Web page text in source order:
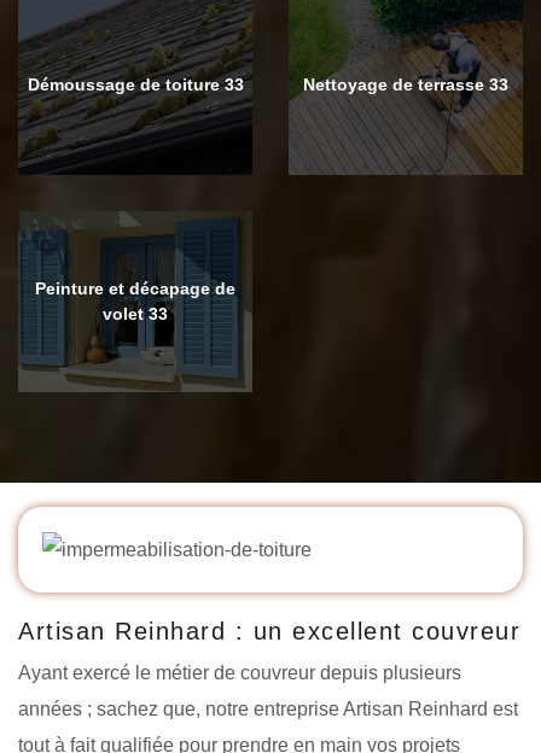
Démoussage de toiture 33 Nettoyage de terrasse 33
Peinture et décapage de
volet 33
Artisan Reinhard : un excellent couvreur
Ayant exercé le métier de couvreur depuis plusieurs
années ; sachez que, notre entreprise Artisan Reinhard est
tout à fait qualifiée pour prendre en main vos projets